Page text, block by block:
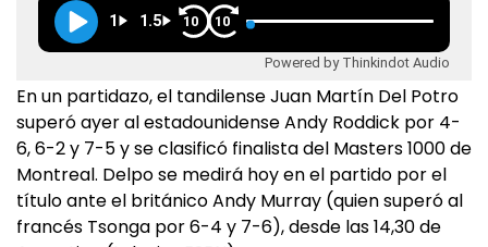
1 1.5 10 10
Powered by Thinkindot Audio
En un partidazo, el tandilense Juan Martín Del Potro
superó ayer al estadounidense Andy Roddick por 4-
6, 6-2 y 7-5 y se clasificó finalista del Masters 1000 de
Montreal. Delpo se medirá hoy en el partido por el
título ante el británico Andy Murray (quien superó al
francés Tsonga por 6-4 y 7-6), desde las 14,30 de